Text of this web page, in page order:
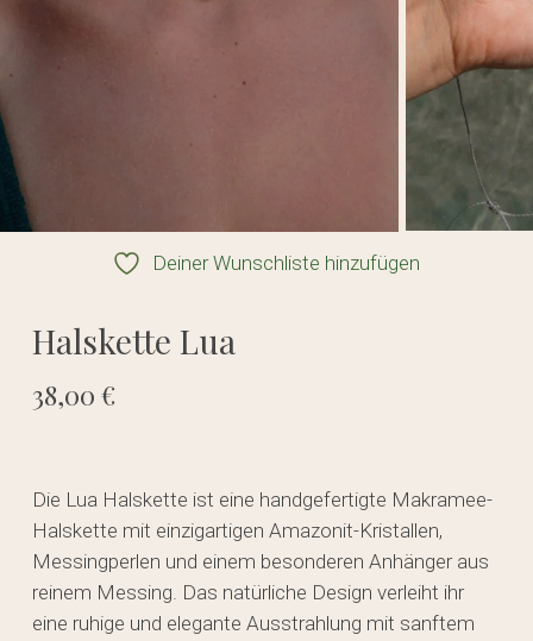
Deiner Wunschliste hinzufügen
Halskette Lua
38,00 €
Die Lua Halskette ist eine handgefertigte Makramee-
Halskette mit einzigartigen Amazonit-Kristallen,
Messingperlen und einem besonderen Anhänger aus
reinem Messing. Das natürliche Design verleiht ihr
eine ruhige und elegante Ausstrahlung mit sanftem